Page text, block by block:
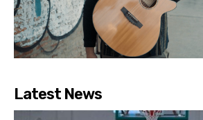
Latest News